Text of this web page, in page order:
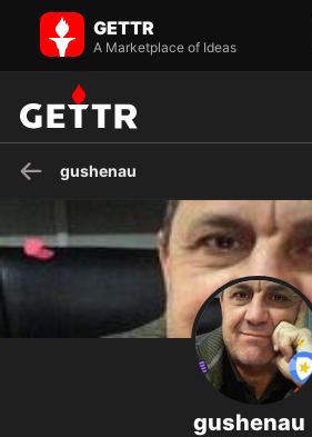
gushenau on GETTR - Profile and Posts
polarizado, livre escolha,opinião, pena de
armas SIM,menos políticos ,menos
GETTR
A Marketplace of Ideas
gushenau
gushenau